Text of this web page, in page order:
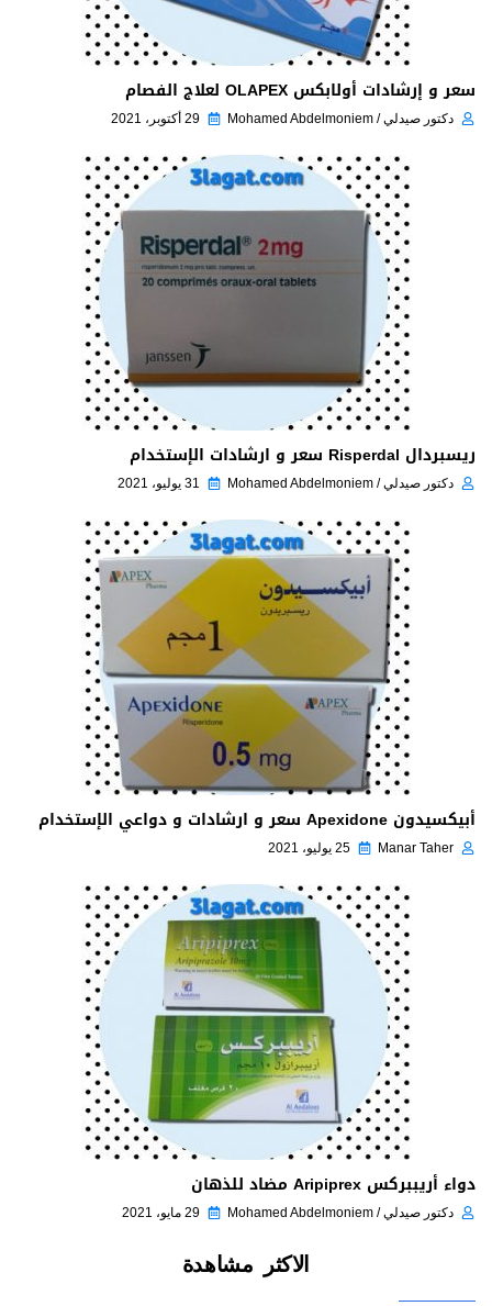
سعر و إرشادات أولابكس OLAPEX لعلاج الفصام
دكتور صيدلي / Mohamed Abdelmoniem 29 أكتوبر، 2021
ريسبردال Risperdal سعر و ارشادات الإستخدام
دكتور صيدلي / Mohamed Abdelmoniem 31 يوليو، 2021
أبيكسيدون Apexidone سعر و ارشادات و دواعي الإستخدام
Manar Taher 25 يوليو، 2021
دواء أريببركس Aripiprex مضاد للذهان
دكتور صيدلي / Mohamed Abdelmoniem 29 مايو، 2021
الاكثر مشاهدة